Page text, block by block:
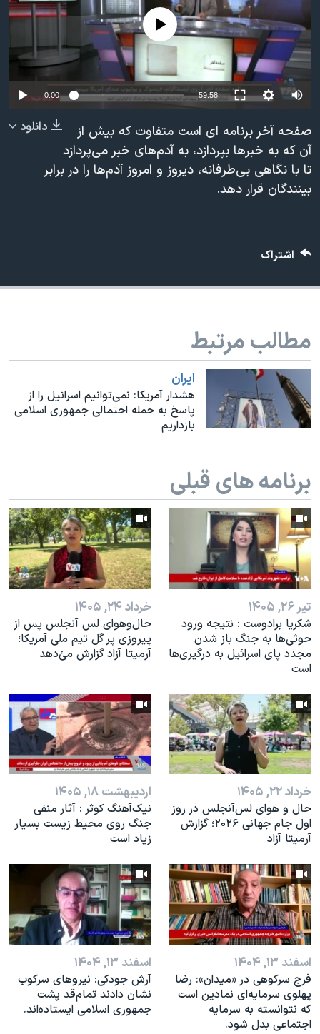
فرهنگ و زندگی
حقوق شهروندی
اقتصادی
علم و فناوری
گالری عکس
آرشیو پخش زنده
مستندها
انتخابات ریاست جمهوری آمریکا ۲۰۲۴
حمله جمهوری اسلامی به اسرائیل
رمز مهسا
اعتراضات زن، زندگی، آزادی
مجموعه مستندهای دادخواهی
تریبونال مردمی آبان ۹۸
نرگس محمدی برنده جایزه نوبل صلح
همایش محافظه‌کاران آمریکا «سی‌پک»
صفحه‌های ویژه
سفر پرزیدنت ترامپ به چین
دنبال کنید
No media source currently available
0:00 59:58
دانلود
صفحه آخر برنامه ای است متفاوت که بیش از
آن که به خبرها بپردازد، به آدم‌های خبر می‌پردازد
تا با نگاهی بی‌طرفانه، دیروز و امروز آدم‌ها را در برابر
بینندگان قرار دهد.
اشتراک
مطالب مرتبط
ايران
هشدار آمریکا: نمی‌توانیم اسرائیل را از
پاسخ به حمله احتمالی جمهوری اسلامی
بازداریم
برنامه های قبلی
تیر ۲۶, ۱۴۰۵
شکریا برادوست : نتیجه ورود
حوثی‌ها به جنگ باز شدن
مجدد پای اسرائیل به درگیری‌ها
است
خرداد ۲۴, ۱۴۰۵
حال‌وهوای لس آنجلس پس از
پیروزی پر گل تیم ملی آمریکا؛
آرمیتا آزاد گزارش می‌ٔدهد
خرداد ۲۲, ۱۴۰۵
حال و هوای لس‌آنجلس در روز
اول جام جهانی ۲۰۲۶؛ گزارش
آرمیتا آزاد
اردیبهشت ۱۸, ۱۴۰۵
نیک‌آهنگ کوثر : آثار منفی
جنگ روی محیط زیست بسیار
زیاد است
اسفند ۱۳, ۱۴۰۴
فرج سرکوهی در «میدان»: رضا
پهلوی سرمایه‌ای نمادین است
که نتوانسته به سرمایه
اجتماعی بدل شود.
اسفند ۱۳, ۱۴۰۴
آرش جودکی: نیروهای سرکوب
نشان دادند تمام‌قد پشت
جمهوری اسلامی ایستاده‌اند.